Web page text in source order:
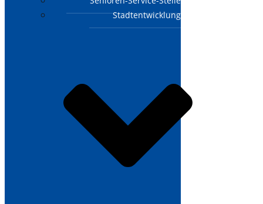
Stadtentwicklung